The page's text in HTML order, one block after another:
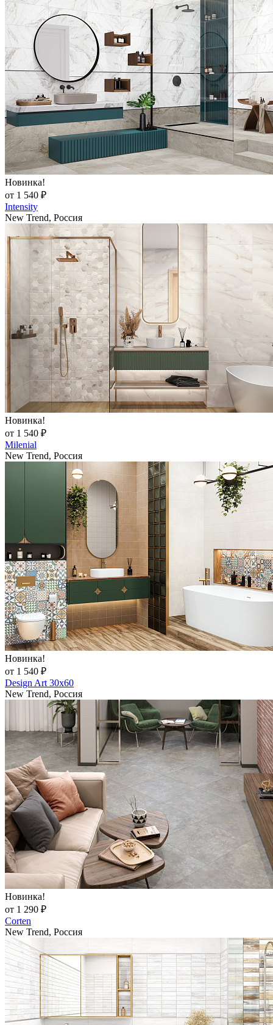
Новинка!
от 1 540 ₽
Intensity
New Trend, Россия
Новинка!
от 1 540 ₽
Milenial
New Trend, Россия
Новинка!
от 1 540 ₽
Design Art 30x60
New Trend, Россия
Новинка!
от 1 290 ₽
Corten
New Trend, Россия